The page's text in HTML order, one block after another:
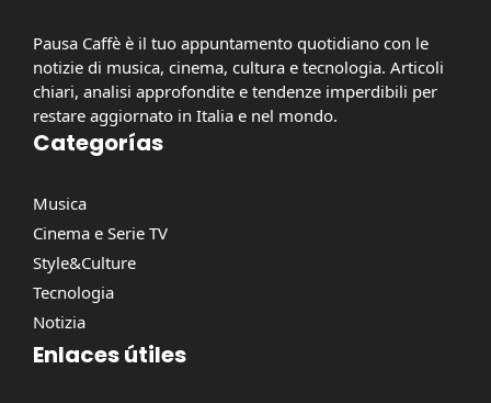
Pausa Caffè è il tuo appuntamento quotidiano con le
notizie di musica, cinema, cultura e tecnologia. Articoli
chiari, analisi approfondite e tendenze imperdibili per
restare aggiornato in Italia e nel mondo.
Categorías
Musica
Cinema e Serie TV
Style&Culture
Tecnologia
Notizia
Enlaces útiles